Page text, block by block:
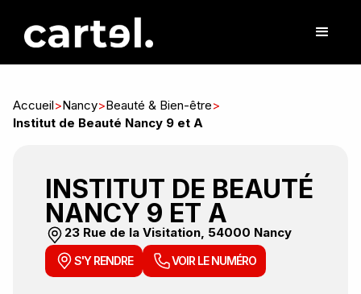
Accueil>Nancy>Beauté & Bien-être>
Institut de Beauté Nancy 9 et A
INSTITUT DE BEAUTÉ
NANCY 9 ET A
23 Rue de la Visitation, 54000 Nancy
S'Y RENDRE VOIR LE NUMÉRO